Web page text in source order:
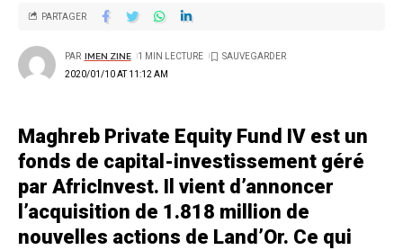
2020/01/10 AT 11:12 AM
PAR IMEN ZINE 1 MIN LECTURE
PARTAGER
Maghreb Private Equity Fund IV est un
fonds de capital-investissement géré
par AfricInvest. Il vient d’annoncer
l’acquisition de 1.818 million de
nouvelles actions de Land’Or. Ce qui